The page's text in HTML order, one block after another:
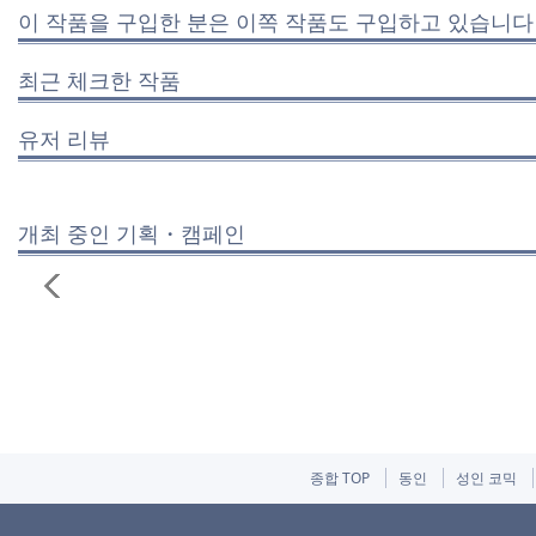
이 작품을 구입한 분은 이쪽 작품도 구입하고 있습니다
최근 체크한 작품
유저 리뷰
개최 중인 기획・캠페인
종합 TOP 동인 성인 코믹